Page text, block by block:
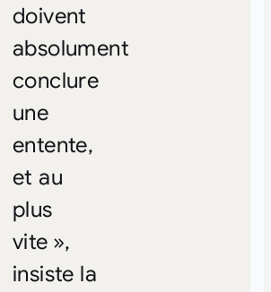
doivent
absolument
conclure
une
entente,
et au
plus
vite »,
insiste la